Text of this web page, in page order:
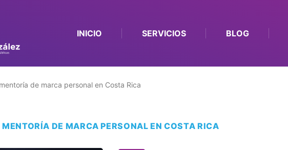
INICIO SERVICIOS BLOG
de marca personal en Costa Rica
DE MARCA PERSONAL EN COSTA RICA